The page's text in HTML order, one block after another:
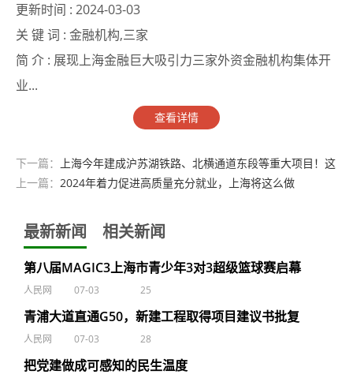
更新时间 : 2024-03-03
关 键 词 : 金融机构,三家
简 介 : 展现上海金融巨大吸引力三家外资金融机构集体开
业...
查看详情
下一篇：
上海今年建成沪苏湖铁路、北横通道东段等重大项目！这
场交通工作会信息量爆棚
上一篇： 2024年着力促进高质量充分就业，上海将这么做
最新新闻 相关新闻
第八届MAGIC3上海市青少年3对3超级篮球赛启幕
人民网 07-03 25
青浦大道直通G50，新建工程取得项目建议书批复
人民网 07-03 28
把党建做成可感知的民生温度